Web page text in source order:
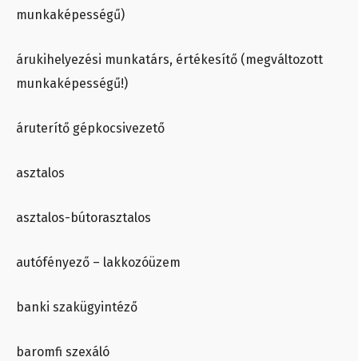
munkaképességű)
árukihelyezési munkatárs, értékesítő (megváltozott
munkaképességű!)
áruterítő gépkocsivezető
asztalos
asztalos-bútorasztalos
autófényező – lakkozóüzem
banki szakügyintéző
baromfi szexáló